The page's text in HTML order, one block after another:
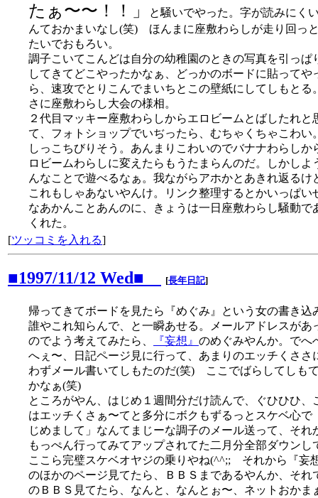
たぁ〜〜！！」
と騒いでやった。字が読みにく
んておかまいなし(笑) ほんまに座敷わらしが走り回っ
たいでおもろい。
調子こいてこんどは自分の幼稚園のときの写真を引っぱ
してきてどこやったかなぁ、どっかのボードに貼ってや
ら、速攻でとりこんでまいちとこの壁紙にしてしもとる
さに座敷わらし大会の様相。
２代目マッキー座敷わらしからエロビームとばしたれと
て、フォトショップでいぢったら、むちゃくちゃこわい
しっこちびりそう。あんまりこわいのでバナナわらしか
ロビームわらしに変えたらもうたまらんのだ。しかしよ
んなことで遊べるなぁ。我ながらアホかとあきれ返るけ
これもしゃあないやんけ。リンク整理するとかいっぱい
なあかんことあんのに、きょうは一日座敷わらし騒動で
くれた。
[ツッコミを入れる]
■1997/11/12 Wed■ [長年日記]
帰ってきてボードを見たら『めぐみ』という女の書き込
誰やこれ知らんで、と一瞬あせる。メールアドレスがあ
のでよう考えてみたら、
『妄想』 のめぐみやんか。でへ
へぇ〜、日記ページ見に行って、あまりのエッチくささ
わずメール書いてしもたのだ(笑) ここでばらしてしも
かなぁ(笑)
ところがやん、はじめ１週間分だけ読んで、ぐひひひ、
はエッチくさぁ〜てと多分にボクもずるっとスケベ心で
じめまして」なんてまじーな調子のメール送って、それ
もっぺん行ってみてアップされてた二月分全部ダウンし
ここら完璧スケベオヤジの乗りやね(^^;; それから『妄
のほかのページ見てたら、ＢＢＳまであるやんか、それ
のＢＢＳ見てたら、なんと、なんとぉ〜、ネットおかま